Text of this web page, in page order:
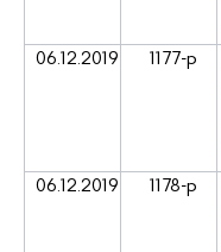
06.12.2019 1177-р
06.12.2019 1178-р